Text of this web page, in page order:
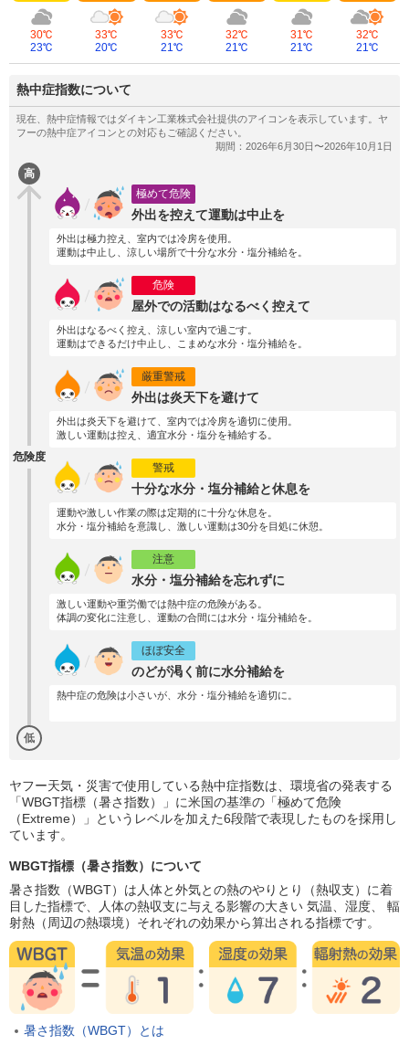
30℃
23℃
33℃
20℃
33℃
21℃
32℃
21℃
31℃
21℃
32℃
21℃
熱中症指数について
高
危険度
低
極めて危険
外出を控えて運動は中止を
外出は極力控え、室内では冷房を使用。
運動は中止し、涼しい場所で十分な水分・塩分補給を。
危険
屋外での活動はなるべく控えて
外出はなるべく控え、涼しい室内で過ごす。
運動はできるだけ中止し、こまめな水分・塩分補給を。
厳重警戒
外出は炎天下を避けて
外出は炎天下を避けて、室内では冷房を適切に使用。
激しい運動は控え、適宜水分・塩分を補給する。
警戒
十分な水分・塩分補給と休息を
運動や激しい作業の際は定期的に十分な休息を。
水分・塩分補給を意識し、激しい運動は30分を目処に休憩。
注意
水分・塩分補給を忘れずに
激しい運動や重労働では熱中症の危険がある。
体調の変化に注意し、運動の合間には水分・塩分補給を。
ほぼ安全
のどが渇く前に水分補給を
熱中症の危険は小さいが、水分・塩分補給を適切に。
ヤフー天気・災害で使用している熱中症指数は、環境省の発表する
「WBGT指標（暑さ指数）」に米国の基準の「極めて危険
（Extreme）」というレベルを加えた6段階で表現したものを採用し
ています。
WBGT指標（暑さ指数）について
暑さ指数（WBGT）は人体と外気との熱のやりとり（熱収支）に着
目した指標で、人体の熱収支に与える影響の大きい 気温、湿度、 輻
射熱（周辺の熱環境）それぞれの効果から算出される指標です。
暑さ指数（WBGT）とは